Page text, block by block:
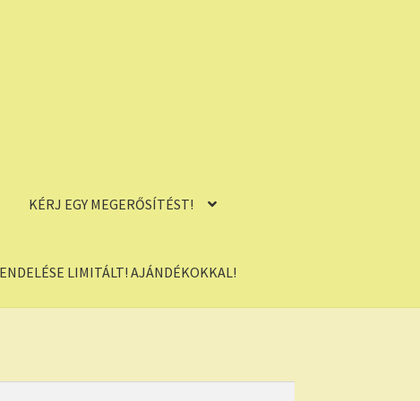
KÉRJ EGY MEGERŐSÍTÉST!
LIMITÁLT! AJÁNDÉKOKKAL!